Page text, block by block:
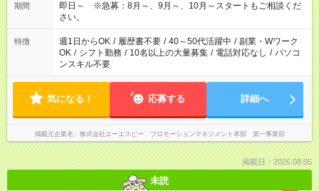
期間
即日～ ※急募：8月～、9月～、10月～スタートもご相談くだ
さい。
特徴 週1日からOK / 履歴書不要 / 40～50代活躍中 / 副業・Wワーク
OK / シフト勤務 / 10名以上の大量募集 / 電話対応なし / パソコ
ンスキル不要
気になる！ 応募する 詳細へ
掲載元企業名 株式会社エーエスピー プロモーションマネジメント本部 第一事業部
掲載日：2026.08.05
未読